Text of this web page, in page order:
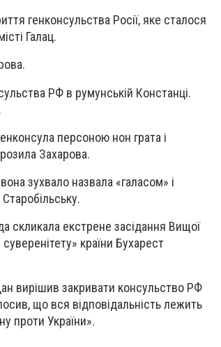
генконсульства Росії, яке сталося
Галац.
РФ в румунській Констанці.
персоною нон грата і
Захарова.
зухвало назвала «галасом» і
скликала екстрене засідання Вищої
країни Бухарест
вирішив закривати консульство РФ
що вся відповідальність лежить
проти України».